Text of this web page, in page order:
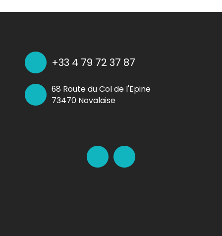
+33 4 79 72 37 87
68 Route du Col de l'Epine
73470 Novalaise